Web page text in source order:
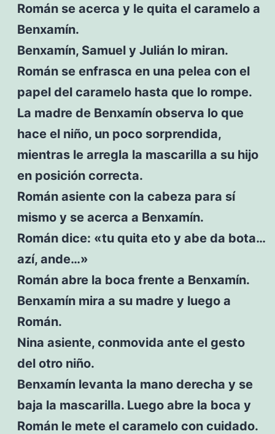
Román se acerca y le quita el caramelo a
Benxamín.
Benxamín, Samuel y Julián lo miran.
Román se enfrasca en una pelea con el
papel del caramelo hasta que lo rompe.
La madre de Benxamín observa lo que
hace el niño, un poco sorprendida,
mientras le arregla la mascarilla a su hijo
en posición correcta.
Román asiente con la cabeza para sí
mismo y se acerca a Benxamín.
Román dice: «tu quita eto y abe da bota…
azí, ande…»
Román abre la boca frente a Benxamín.
Benxamín mira a su madre y luego a
Román.
Nina asiente, conmovida ante el gesto
del otro niño.
Benxamín levanta la mano derecha y se
baja la mascarilla. Luego abre la boca y
Román le mete el caramelo con cuidado.